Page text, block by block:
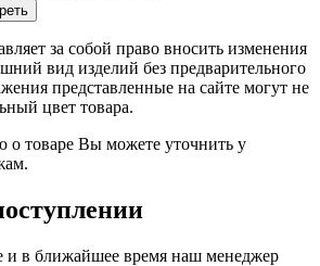
за собой право вносить изменения
вид изделий без предварительного
представленные на сайте могут не
цвет товара.
товаре Вы можете уточнить у
и в ближайшее время наш менеджер